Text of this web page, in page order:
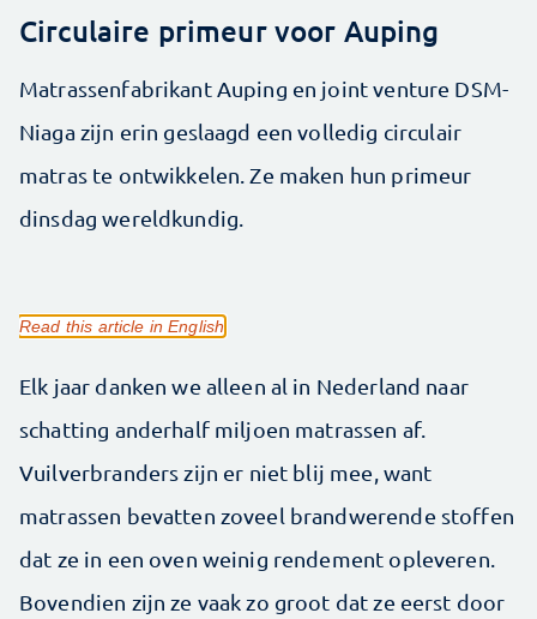
Circulaire primeur voor Auping
Matrassenfabrikant Auping en joint venture DSM-
Niaga zijn erin geslaagd een volledig circulair
matras te ontwikkelen. Ze maken hun primeur
dinsdag wereldkundig.
Read this article in English
Elk jaar danken we alleen al in Nederland naar
schatting anderhalf miljoen matrassen af.
Vuilverbranders zijn er niet blij mee, want
matrassen bevatten zoveel brandwerende stoffen
dat ze in een oven weinig rendement opleveren.
Bovendien zijn ze vaak zo groot dat ze eerst door